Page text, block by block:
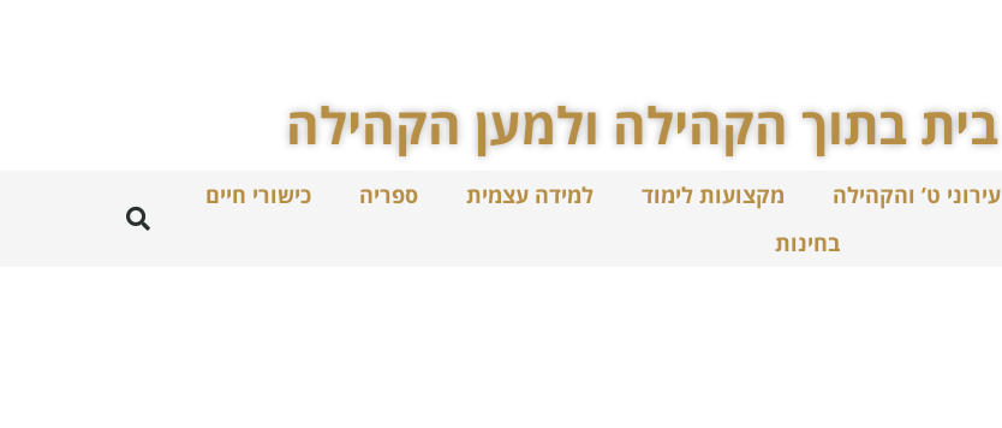
בית בתוך הקהילה ולמען הקהילה
עירוני ט’ והקהילה מקצועות לימוד למידה עצמית ספריה
כישורי חיים
בחינות